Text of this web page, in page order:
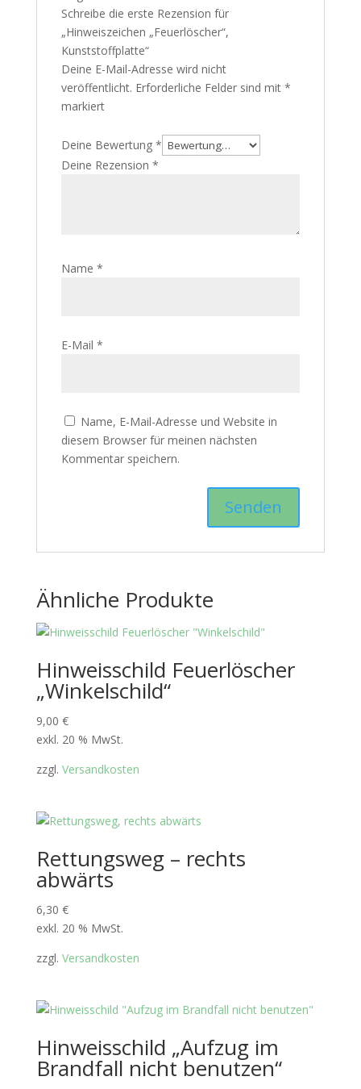
Schreibe die erste Rezension für
„Hinweiszeichen „Feuerlöscher“,
Kunststoffplatte“
Deine E-Mail-Adresse wird nicht
veröffentlicht. Erforderliche Felder sind mit *
markiert
Deine Bewertung *
Deine Rezension *
Name *
E-Mail *
Name, E-Mail-Adresse und Website in
diesem Browser für meinen nächsten
Kommentar speichern.
Ähnliche Produkte
Hinweisschild Feuerlöscher
„Winkelschild“
9,00 €
exkl. 20 % MwSt.
zzgl. Versandkosten
Rettungsweg – rechts
abwärts
6,30 €
exkl. 20 % MwSt.
zzgl. Versandkosten
Hinweisschild „Aufzug im
Brandfall nicht benutzen“